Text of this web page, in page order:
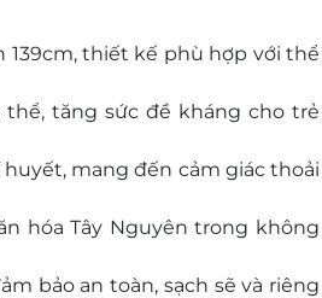
thiết kế phù hợp với thể
tăng sức đề kháng cho trẻ
mang đến cảm giác thoải
hóa Tây Nguyên trong không
bảo an toàn, sạch sẽ và riêng